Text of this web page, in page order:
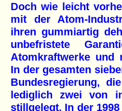
Doch wie leicht
mit der Atom-
ihren gummiartig
unbefristete
Atomkraftwerke und
In der gesamten
Bundesregierung,
lediglich zwei von
stillgelegt. In der